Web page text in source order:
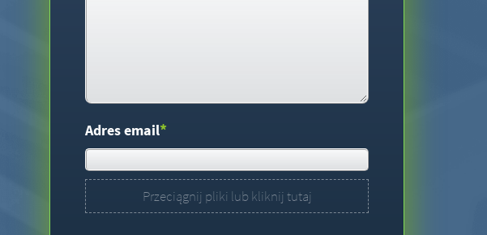
Adres email*
Przeciągnij pliki lub kliknij tutaj